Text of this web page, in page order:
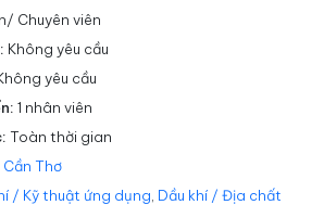
Chuyên viên
Không yêu cầu
yêu cầu
1 nhân viên
Toàn thời gian
Cần Thơ
/ Kỹ thuật ứng dụng Dầu khí / Địa chất